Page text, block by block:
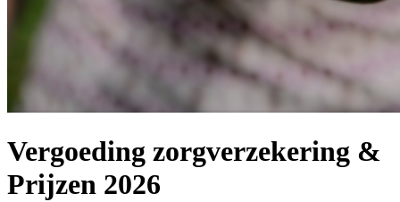
Vergoeding zorgverzekering &
Prijzen 2026